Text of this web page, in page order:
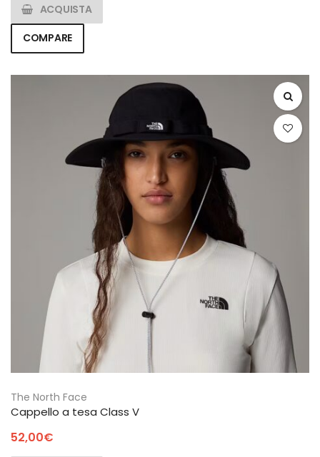
ACQUISTA
COMPARE
The North Face
Cappello a tesa Class V
52,00€